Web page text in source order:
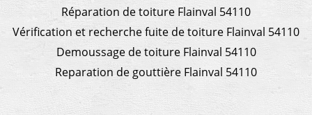
Réparation de toiture Flainval 54110
Vérification et recherche fuite de toiture Flainval 54110
Demoussage de toiture Flainval 54110
Reparation de gouttière Flainval 54110